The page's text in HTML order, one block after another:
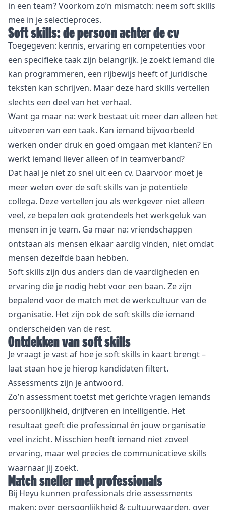
in een team? Voorkom zo’n mismatch: neem soft skills
mee in je selectieproces.
Soft skills: de persoon achter de cv
Toegegeven: kennis, ervaring en competenties voor
een specifieke taak zijn belangrijk. Je zoekt iemand die
kan programmeren, een rijbewijs heeft of juridische
teksten kan schrijven. Maar deze hard skills vertellen
slechts een deel van het verhaal.
Want ga maar na: werk bestaat uit meer dan alleen het
uitvoeren van een taak. Kan iemand bijvoorbeeld
werken onder druk en goed omgaan met klanten? En
werkt iemand liever alleen of in teamverband?
Dat haal je niet zo snel uit een cv. Daarvoor moet je
meer weten over de soft skills van je potentiële
collega. Deze vertellen jou als werkgever niet alleen
veel, ze bepalen ook grotendeels het werkgeluk van
mensen in je team. Ga maar na: vriendschappen
ontstaan als mensen elkaar aardig vinden, niet omdat
mensen dezelfde baan hebben.
Soft skills zijn dus anders dan de vaardigheden en
ervaring die je nodig hebt voor een baan. Ze zijn
bepalend voor de match met de werkcultuur van de
organisatie. Het zijn ook de soft skills die iemand
onderscheiden van de rest.
Ontdekken van soft skills
Je vraagt je vast af hoe je soft skills in kaart brengt –
laat staan hoe je hierop kandidaten filtert.
Assessments zijn je antwoord.
Zo’n assessment toetst met gerichte vragen iemands
persoonlijkheid, drijfveren en intelligentie. Het
resultaat geeft die professional én jouw organisatie
veel inzicht. Misschien heeft iemand niet zoveel
ervaring, maar wel precies de communicatieve skills
waarnaar jij zoekt.
Match sneller met professionals
Bij Heyu kunnen professionals drieassessments
maken: over persoonlijkheid & cultuurwaarden, over